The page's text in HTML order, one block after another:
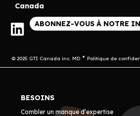
Canada
ABONNEZ-VOUS À NOTRE
© 2025 GTI Canada inc. MD Politique de
BESOINS
Combler un manque d’expertise